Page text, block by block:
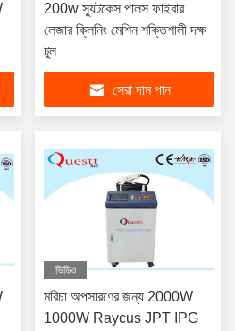
200w স্যুটকেস পালস ফাইবার
লেজার ক্লিনিং মেশিন শক্তিশালী দক্ষ
টুল
সেরা দাম পান
ভিডিও
মরিচা অপসারণের জন্য 2000W
1000W Raycus JPT IPG